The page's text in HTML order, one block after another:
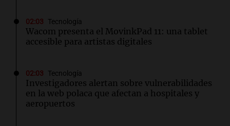
02:03 Tecnología
Wacom presenta el MovinkPad 11: una tablet
accesible para artistas digitales
02:03 Tecnología
Investigadores alertan sobre vulnerabilidades
en la web polaca que afectan a hospitales y
aeropuertos